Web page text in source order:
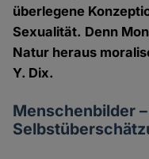
überlegene
Sexualität. Denn
Natur heraus
Y. Dix.
Menschenbilder